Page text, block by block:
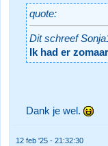
quote:
Dit schreef
Ik had er
Dank je wel.
12 feb '25 - 21:32:30